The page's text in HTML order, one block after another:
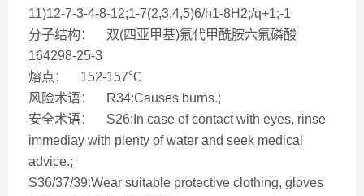
11)12-7-3-4-8-12;1-7(2,3,4,5)6/h1-8H2;/q+1;-1
分子结构： 双(四亚甲基)氟代甲酰胺六氟磷酸
164298-25-3
熔点： 152-157℃
风险术语： R34:Causes burns.;
安全术语： S26:In case of contact with eyes, rinse
immediay with plenty of water and seek medical
advice.;
S36/37/39:Wear suitable protective clothing, gloves